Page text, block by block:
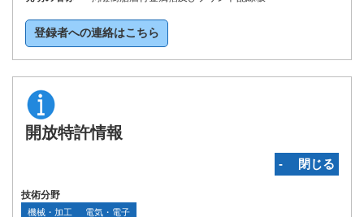
登録者への連絡はこちら
開放特許情報
‐ 閉じる
技術分野
機械・加工 電気・電子